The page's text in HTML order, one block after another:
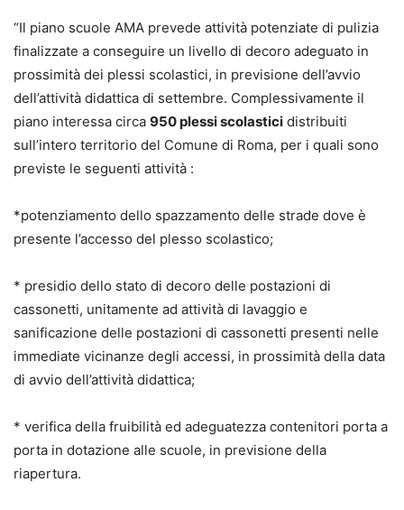
“Il piano scuole AMA prevede attività potenziate di pulizia
finalizzate a conseguire un livello di decoro adeguato in
prossimità dei plessi scolastici, in previsione dell’avvio
dell’attività didattica di settembre. Complessivamente il
piano interessa circa 950 plessi scolastici distribuiti
sull’intero territorio del Comune di Roma, per i quali sono
previste le seguenti attività :
*potenziamento dello spazzamento delle strade dove è
presente l’accesso del plesso scolastico;
* presidio dello stato di decoro delle postazioni di
cassonetti, unitamente ad attività di lavaggio e
sanificazione delle postazioni di cassonetti presenti nelle
immediate vicinanze degli accessi, in prossimità della data
di avvio dell’attività didattica;
* verifica della fruibilità ed adeguatezza contenitori porta a
porta in dotazione alle scuole, in previsione della
riapertura.